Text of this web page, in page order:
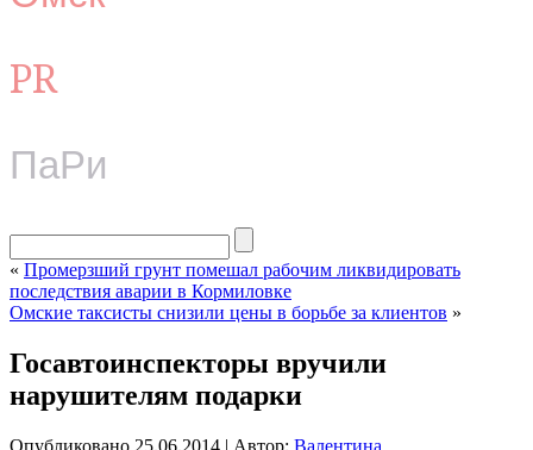
PR
ПаРи
« Промерзший грунт помешал рабочим ликвидировать
последствия аварии в Кормиловке
Омские таксисты снизили цены в борьбе за клиентов »
Госавтоинспекторы вручили
нарушителям подарки
Опубликовано 25.06.2014 | Автор: Валентина